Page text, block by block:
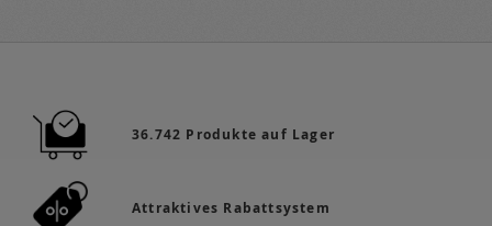
36.742 Produkte auf Lager
Attraktives Rabattsystem